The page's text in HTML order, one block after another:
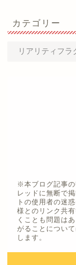
カテゴリー
※本ブログ記事
レッドに無断で
トの使用者の迷
様とのリンク共
くことも問題は
がることについ
します。